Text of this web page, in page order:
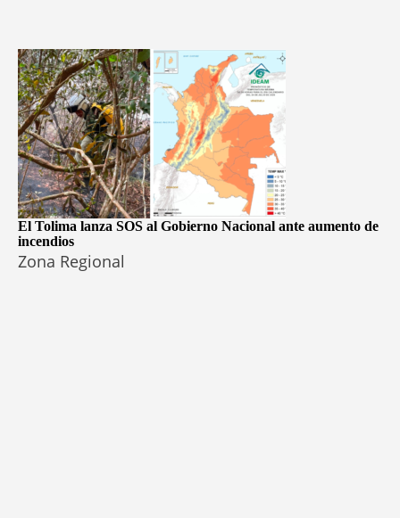
El Tolima lanza SOS al Gobierno Nacional ante aumento de
incendios
Zona Regional